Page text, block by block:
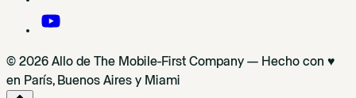
© 2026 Allo de The Mobile-First Company — Hecho con ♥
en París, Buenos Aires y Miami